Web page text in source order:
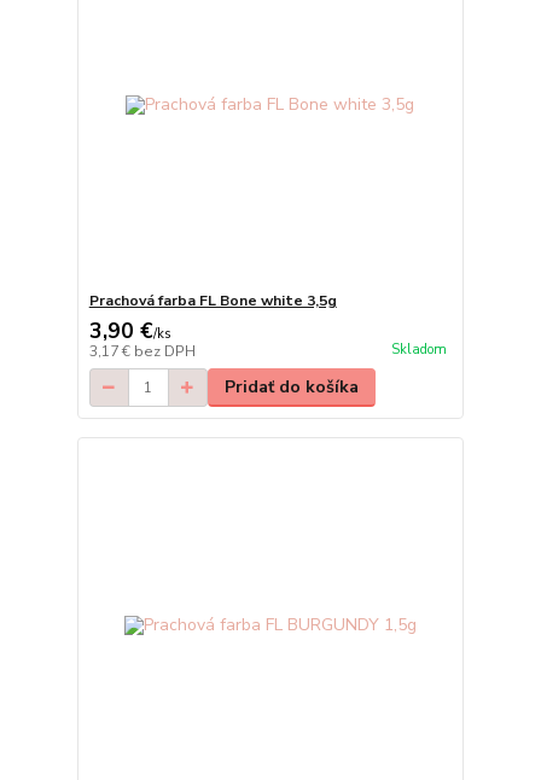
Prachová farba FL Bone white 3,5g
3,90 €/ks
3,17 € bez DPH Skladom
Pridať do košíka